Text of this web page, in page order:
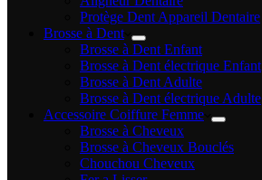
Protège Dent Appareil Dentaire
Brosse à Dent
Brosse à Dent Enfant
Brosse à Dent électrique Enfant
Brosse à Dent Adulte
Brosse à Dent électrique Adulte
Accessoire Coiffure Femme
Brosse à Cheveux
Brosse à Cheveux Bouclés
Chouchou Cheveux